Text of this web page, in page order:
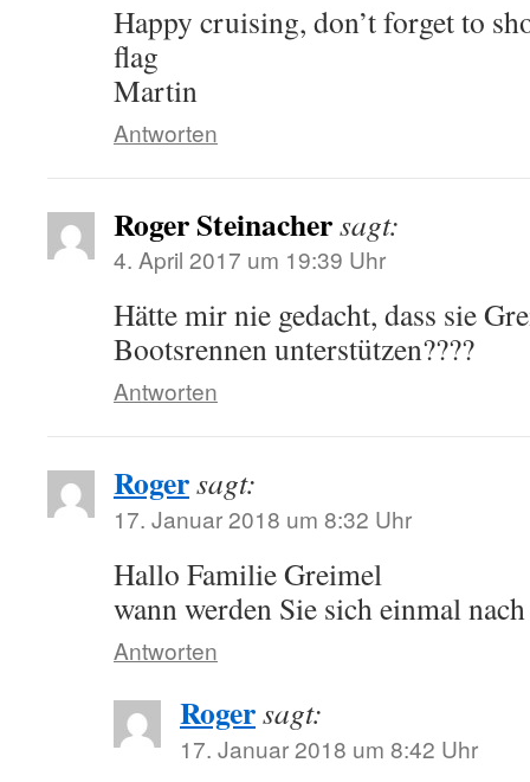
Happy cruising, don’t forget to
flag
Martin
Antworten
Roger Steinachersagt:
4. April 2017 um 19:39 Uhr
Hätte mir nie gedacht, dass sie
Bootsrennen unterstützen????
Antworten
Rogersagt:
17. Januar 2018 um 8:32 Uhr
Hallo Familie Greimel
wann werden Sie sich einmal
Antworten
Rogersagt:
17. Januar 2018 um 8:42 Uhr